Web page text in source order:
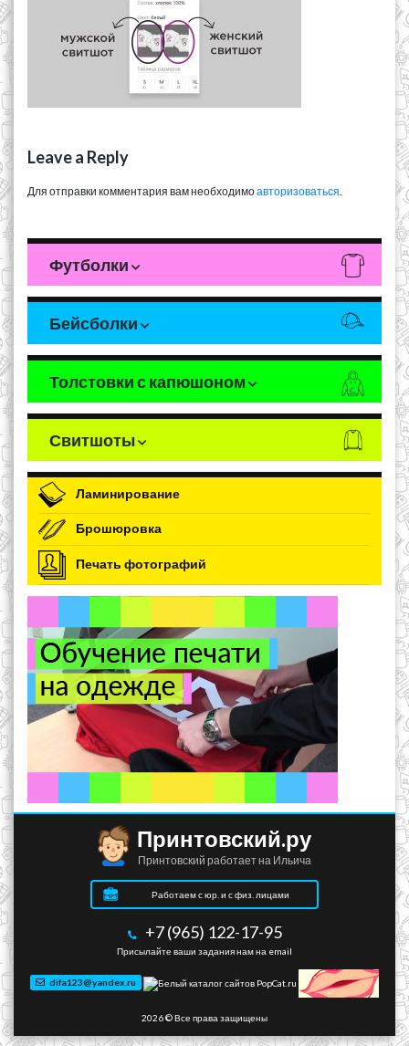
Leave a Reply
Для отправки комментария вам необходимоавторизоваться
Футболки
Бейсболки
Толстовки с капюшоном
Свитшоты
Ламинирование
Брошюровка
Печать фотографий
Принтовский.ру
Принтовский работает на Ильича
Работаем с юр. и с физ. лицами
+7 (965) 122-17-95
Присылайте ваши задания нам на email
difa123@yandex.ru
2026 © Все права защищены